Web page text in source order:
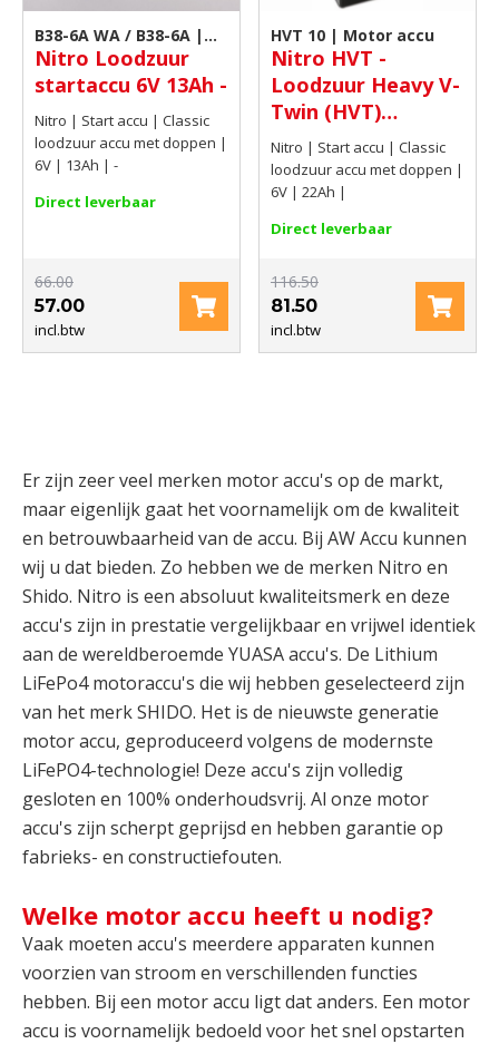
B38-6A WA / B38-6A |
Motor accu
Nitro Loodzuur
startaccu 6V 13Ah -
Nitro | Start accu | Classic
loodzuur accu met doppen |
6V | 13Ah | -
Direct leverbaar
66.00
57.00
incl.btw
HVT 10 | Motor accu
Nitro HVT -
Loodzuur Heavy V-
Twin (HVT)
motoraccu 6V 22Ah
Nitro | Start accu | Classic
loodzuur accu met doppen |
6V | 22Ah |
Direct leverbaar
116.50
81.50
incl.btw
Er zijn zeer veel merken motor accu's op de markt,
maar eigenlijk gaat het voornamelijk om de kwaliteit
en betrouwbaarheid van de accu. Bij AW Accu kunnen
wij u dat bieden. Zo hebben we de merken Nitro en
Shido. Nitro is een absoluut kwaliteitsmerk en deze
accu's zijn in prestatie vergelijkbaar en vrijwel identiek
aan de wereldberoemde YUASA accu's. De Lithium
LiFePo4 motoraccu's die wij hebben geselecteerd zijn
van het merk SHIDO. Het is de nieuwste generatie
motor accu, geproduceerd volgens de modernste
LiFePO4-technologie! Deze accu's zijn volledig
gesloten en 100% onderhoudsvrij. Al onze motor
accu's zijn scherpt geprijsd en hebben garantie op
fabrieks- en constructiefouten.
Welke motor accu heeft u nodig?
Vaak moeten accu's meerdere apparaten kunnen
voorzien van stroom en verschillenden functies
hebben. Bij een motor accu ligt dat anders. Een motor
accu is voornamelijk bedoeld voor het snel opstarten